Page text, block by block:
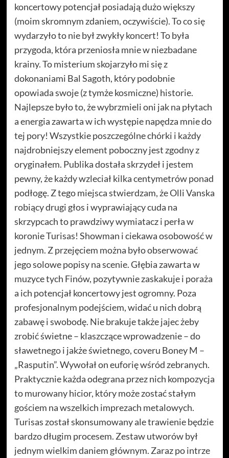
koncertowy potencjał posiadają dużo większy
(moim skromnym zdaniem, oczywiście). To co się
wydarzyło to nie był zwykły koncert! To była
przygoda, która przeniosła mnie w niezbadane
krainy. To misterium skojarzyło mi się z
dokonaniami Bal Sagoth, który podobnie
opowiada swoje (z tymże kosmiczne) historie.
Najlepsze było to, że wybrzmieli oni jak na płytach
a energia zawarta w ich występie napędza mnie do
tej pory! Wszystkie poszczególne chórki i każdy
najdrobniejszy element poboczny jest zgodny z
oryginałem. Publika dostała skrzydeł i jestem
pewny, że każdy wzleciał kilka centymetrów ponad
podłogę. Z tego miejsca stwierdzam, że Olli Vanska
robiący drugi głos i wyprawiający cuda na
skrzypcach to prawdziwy wymiatacz i perła w
koronie Turisas! Showman i ciekawa osobowość w
jednym. Z przejęciem można było obserwować
jego solowe popisy na scenie. Głębia zawarta w
muzyce tych Finów, pozytywnie zaskakuje i poraża
a ich potencjał koncertowy jest ogromny. Poza
profesjonalnym podejściem, widać u nich dobrą
zabawę i swobodę. Nie brakuje także jajec żeby
zrobić świetne – klaszczące wprowadzenie – do
sławetnego i jakże świetnego, coveru Boney M –
„Rasputin”. Wywołał on euforię wśród zebranych.
Praktycznie każda odegrana przez nich kompozycja
to murowany hicior, który może zostać stałym
gościem na wszelkich imprezach metalowych.
Turisas został skonsumowany ale trawienie będzie
bardzo długim procesem. Zestaw utworów był
jednym wielkim daniem głównym. Zaraz po intrze